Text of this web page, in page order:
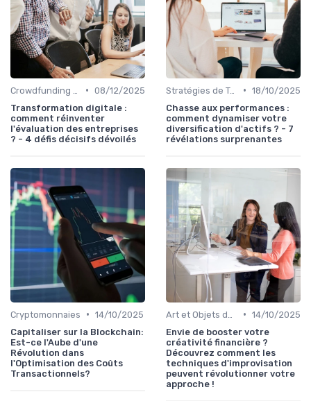
• 08/12/2025
Transformation digitale :
comment réinventer
l'évaluation des entreprises
? - 4 défis décisifs dévoilés
Stratégies de Trading • 18/10/2025
Chasse aux performances :
comment dynamiser votre
diversification d'actifs ? - 7
révélations surprenantes
Cryptomonnaies • 14/10/2025
Capitaliser sur la Blockchain:
Est-ce l'Aube d'une
Révolution dans
l'Optimisation des Coûts
Transactionnels?
• 14/10/2025
Envie de booster votre
créativité financière ?
Découvrez comment les
techniques d'improvisation
peuvent révolutionner votre
approche !